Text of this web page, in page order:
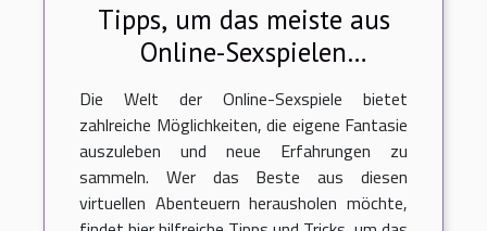
Tipps, um das meiste aus
Online-Sexspielen
herauszuholen
Die Welt der Online-Sexspiele bietet
zahlreiche Möglichkeiten, die eigene Fantasie
auszuleben und neue Erfahrungen zu
sammeln. Wer das Beste aus diesen
virtuellen Abenteuern herausholen möchte,